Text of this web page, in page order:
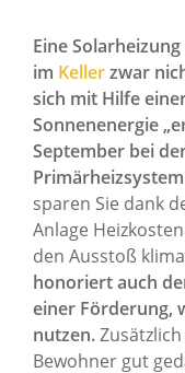
Eine
im Kellerzwar
sich mit Hilfe
Sonnenenergie
September bei
sparen Sie dank
Anlage
den Ausstoß
honoriert auch
einer Förderung,
nutzen.
Bewohner gut